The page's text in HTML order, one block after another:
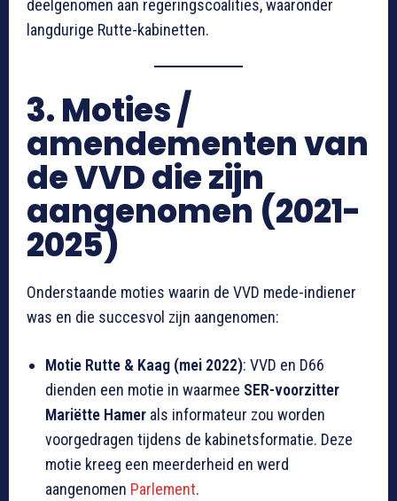
deelgenomen aan regeringscoalities, waaronder
langdurige Rutte-kabinetten.
3. Moties /
amendementen van
de VVD die zijn
aangenomen (2021-
2025)
Onderstaande moties waarin de VVD mede-indiener
was en die succesvol zijn aangenomen:
Motie Rutte & Kaag (mei 2022): VVD en D66
dienden een motie in waarmee SER-voorzitter
Mariëtte Hamer als informateur zou worden
voorgedragen tijdens de kabinetsformatie. Deze
motie kreeg een meerderheid en werd
aangenomen Parlement.